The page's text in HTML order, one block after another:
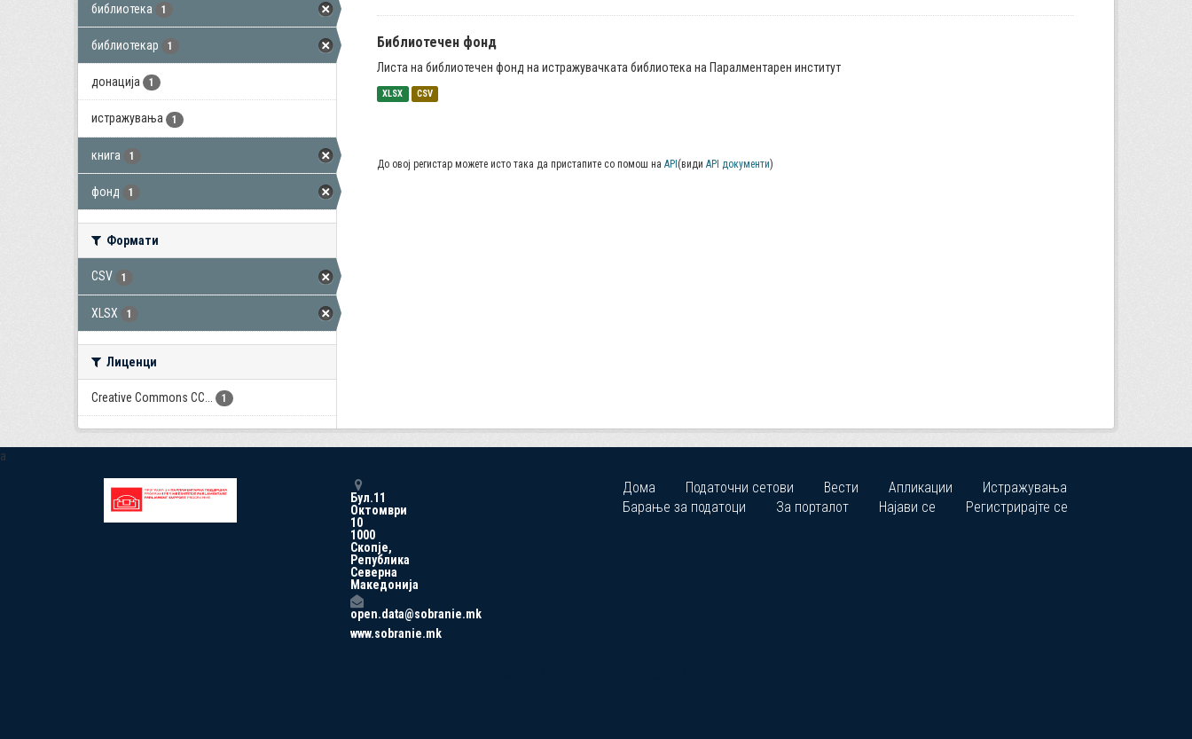
библиотека 1
библиотекар 1
донација 1
истражувања 1
книга 1
фонд 1
Формати
CSV 1
XLSX 1
Лиценци
Creative Commons CC... 1
Библиотечен фонд
Листа на библиотечен фонд на истражувачката библиотека на Паралментарен институт
XLSX CSV
До овој регистар можете исто така да пристапите со помош на API (види API документи)
a
Бул.11
Октомври
10
1000
Скопје,
Република
Северна
Македонија
open.data@sobranie.mk
www.sobranie.mk
Дома Податочни сетови Вести Апликации
Истражувања
Барање за податоци
За порталот Најави се Регистрирајте се